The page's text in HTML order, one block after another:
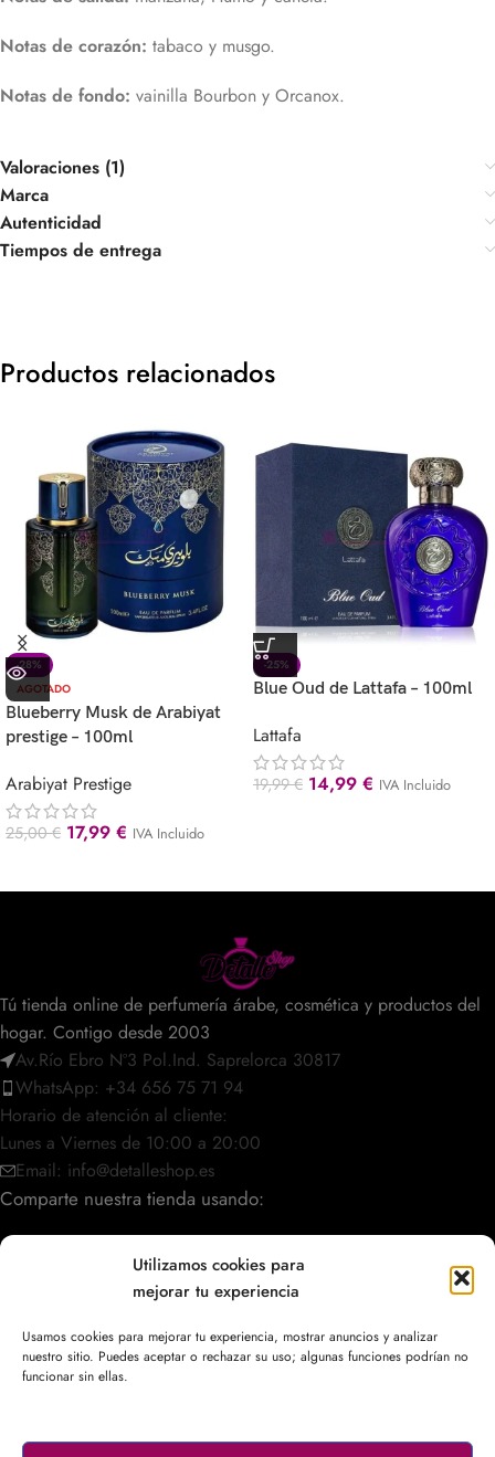
Utilizamos cookies para
mejorar tu experiencia
Usamos cookies para mejorar tu experiencia, mostrar anuncios y analizar
nuestro sitio. Puedes aceptar o rechazar su uso; algunas funciones podrían no
funcionar sin ellas.
Notas de corazón: tabaco y musgo.
Notas de fondo: vainilla Bourbon y Orcanox.
Valoraciones (1)
Marca
Autenticidad
Tiempos de entrega
Productos relacionados
-28%
AGOTADO
Blueberry Musk de Arabiyat
prestige – 100ml
Arabiyat Prestige
25,00€ 17,99 € IVA Incluido
-25%
Blue Oud de Lattafa – 100ml
Lattafa
19,99€ 14,99 € IVA Incluido
Tú tienda online de perfumería árabe, cosmética y productos del
hogar. Contigo desde 2003
Av.Río Ebro Nº3 Pol.Ind. Saprelorca 30817
WhatsApp: +34 656 75 71 94
Horario de atención al cliente:
Lunes a Viernes de 10:00 a 20:00
Email: info@detalleshop.es
Comparte nuestra tienda usando:
POLÍTICAS / INFORMACIÓN
ACCESO RÁPIDO